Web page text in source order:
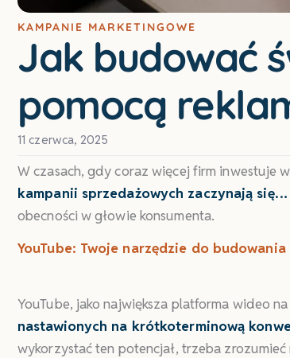
KAMPANIE MARKETINGOWE
Jak budować
pomocą
11 czerwca, 2025
W czasach, gdy coraz więcej firm inwestuje
kampanii sprzedażowych zaczynają
obecności w głowie konsumenta.
YouTube: Twoje narzędzie do
YouTube, jako największa platforma wideo
nastawionych na krótkoterminową
wykorzystać ten potencjał, trzeba